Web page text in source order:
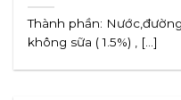
Thành phần:
không sữa ( 1.5%) , [...]